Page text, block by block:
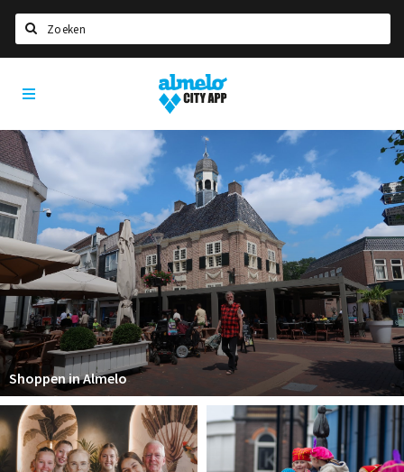
Home
Agenda
Deals
Nieuws
Vacatures
Eten
Drinken
Slapen
Recreatief
Winkels
Winkelgebieden
Parkeren
Almelo
City
Shoppen in Almelo